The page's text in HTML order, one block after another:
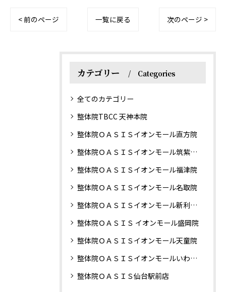
< 前のページ 一覧に戻る 次のページ >
カテゴリー Categories
全てのカテゴリー
整体院TBCC 天神本院
整体院ＯＡＳＩＳイオンモール直方院
整体院ＯＡＳＩＳイオンモール筑紫野院
整体院ＯＡＳＩＳイオンモール福津院
整体院ＯＡＳＩＳイオンモール名取院
整体院ＯＡＳＩＳイオンモール新利府南館院
整体院ＯＡＳＩＳ イオンモール盛岡院
整体院ＯＡＳＩＳイオンモール天童院
整体院ＯＡＳＩＳイオンモールいわき小名浜院
整体院ＯＡＳＩＳ仙台駅前店